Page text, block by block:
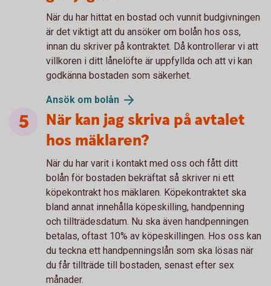
När du har hittat en bostad och vunnit budgivningen
är det viktigt att du ansöker om bolån hos oss,
innan du skriver på kontraktet. Då kontrollerar vi att
villkoren i ditt lånelöfte är uppfyllda och att vi kan
godkänna bostaden som säkerhet.
Ansök om bolån
När kan jag skriva på avtalet
hos mäklaren?
När du har varit i kontakt med oss och fått ditt
bolån för bostaden bekräftat så skriver ni ett
köpekontrakt hos mäklaren. Köpekontraktet ska
bland annat innehålla köpeskilling, handpenning
och tillträdesdatum. Nu ska även handpenningen
betalas, oftast 10% av köpeskillingen. Hos oss kan
du teckna ett handpenningslån som ska lösas när
du får tillträde till bostaden, senast efter sex
månader.